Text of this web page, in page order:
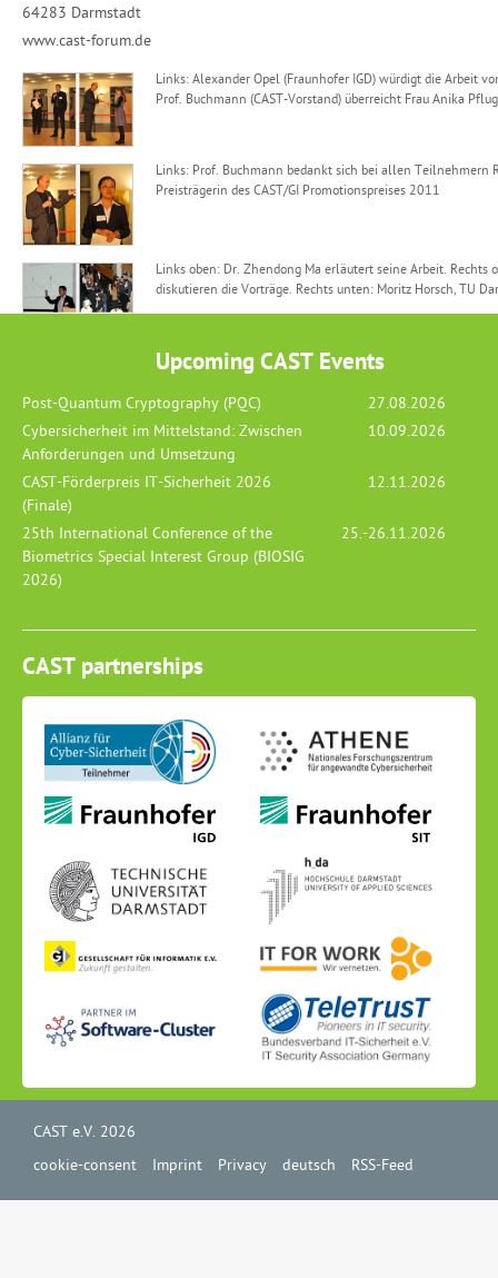
64283 Darmstadt
www.cast-forum.de
Links: Alexander Opel (Fraunhofer IGD) würdigt die Arbeit
Prof. Buchmann (CAST-Vorstand) überreicht Frau Anika
Links: Prof. Buchmann bedankt sich bei allen Teilnehmern
Preisträgerin des CAST/GI Promotionspreises 2011
Links oben: Dr. Zhendong Ma erläutert seine Arbeit.
diskutieren die Vorträge. Rechts unten: Moritz Horsch, TU
Upcoming CAST Events
Post-Quantum Cryptography (PQC)
27.08.2026
Cybersicherheit im Mittelstand: Zwischen
Anforderungen und Umsetzung
10.09.2026
CAST-Förderpreis IT-Sicherheit 2026
(Finale)
12.11.2026
25th International Conference of the
Biometrics Special Interest Group (BIOSIG
2026)
25.-26.11.2026
CAST partnerships
CAST e.V. 2026
cookie-consent
Imprint Privacy deutsch RSS-Feed